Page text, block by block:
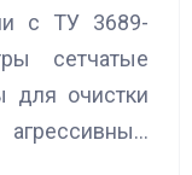
с ТУ 3689-
сетчатые
для очистки